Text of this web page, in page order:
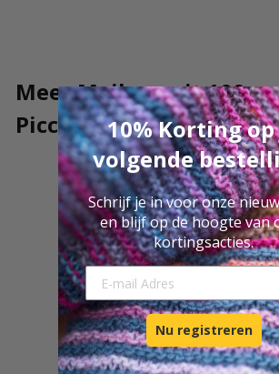
Meer Meilenweit 100
Piccata 10% Korting
volgende
Schrijf je in voor onze
en blijf op de hoogte van
kortingsacties.
E-mail Adresse
Nu registreren